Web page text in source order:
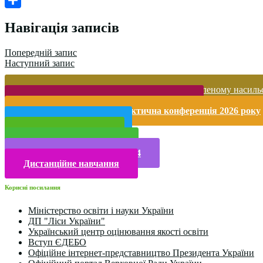
Навігація записів
Попередній запис
Наступний запис
Запобігання домашньому та гендерно-зумовленому
Міжнародна науково-практична конференція 2026 року
Конкурси та олімпіади 2024
Дистанційне навчання
Корисні посилання
Міністерство освіти і науки України
ДП "Ліси України"
Український центр оцінювання якості освіти
Вступ ЄДЕБО
Офіційне інтернет-представництво Президента України